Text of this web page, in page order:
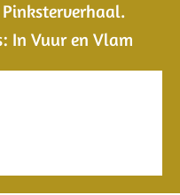
In Vuur en Vlam